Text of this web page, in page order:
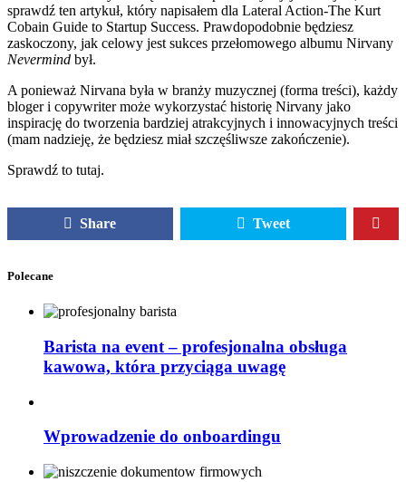
sprawdź ten artykuł, który napisałem dla Lateral Action-The Kurt
Cobain Guide to Startup Success. Prawdopodobnie będziesz
zaskoczony, jak celowy jest sukces przełomowego albumu Nirvany
Nevermind był.
A ponieważ Nirvana była w branży muzycznej (forma treści), każdy
bloger i copywriter może wykorzystać historię Nirvany jako
inspirację do tworzenia bardziej atrakcyjnych i innowacyjnych treści
(mam nadzieję, że będziesz miał szczęśliwsze zakończenie).
Sprawdź to tutaj.
Share Tweet
Polecane
Barista na event – profesjonalna obsługa
kawowa, która przyciąga uwagę
Wprowadzenie do onboardingu